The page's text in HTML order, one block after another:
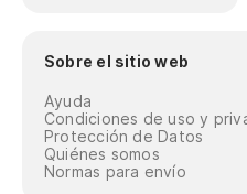
Sobre el sitio web
Ayuda
Condiciones de uso y
Protección de Datos
Quiénes somos
Normas para envío